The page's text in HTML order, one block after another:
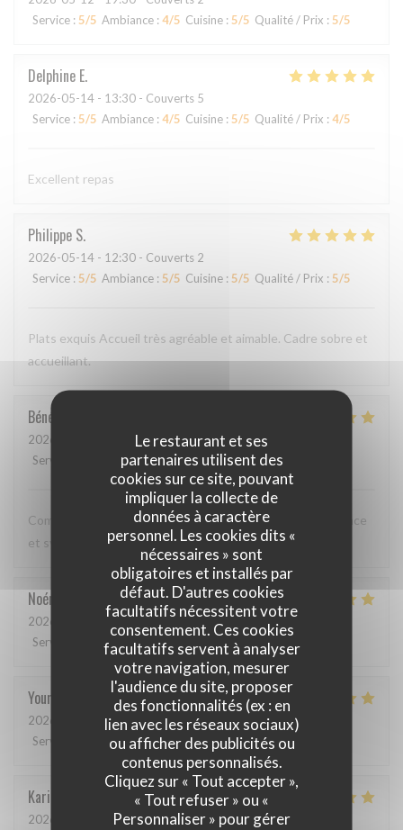
Le restaurant et ses
partenaires utilisent des
cookies sur ce site, pouvant
impliquer la collecte de
données à caractère
personnel. Les cookies dits «
nécessaires » sont
obligatoires et installés par
défaut. D'autres cookies
facultatifs nécessitent votre
consentement. Ces cookies
facultatifs servent à analyser
votre navigation, mesurer
l'audience du site, proposer
des fonctionnalités (ex : en
lien avec les réseaux sociaux)
ou afficher des publicités ou
contenus personnalisés.
Cliquez sur « Tout accepter »,
« Tout refuser » ou «
Personnaliser » pour gérer
Service : 5/5 Ambiance : 4/5 Cuisine : 5/5 Qualité / Prix : 5/5
Delphine E
2026-05-14 - 13:30 - Couverts 5
Service : 5/5 Ambiance : 4/5 Cuisine : 5/5 Qualité / Prix : 4/5
Excellent repas
Philippe S
2026-05-14 - 12:30 - Couverts 2
Service : 5/5 Ambiance : 5/5 Cuisine : 5/5 Qualité / Prix : 5/5
Plats exquis Accueil très agréable et aimable. Cadre sobre et
accueillant.
Bénédicte
2026-05-12
- 20:00 - Couverts 3
Service
Ambiance:5/5 Cuisine :5/5 Qualité / Prix
Comme toujours, cuisine excellente, service discret, efficace
et sympathique. Merci beaucoup !
Noémie
2026-05-06
- 13:00 - Couverts 2
Service
Ambiance: 5 : 5 Qualité / Prix
Youri
2026-04-22
- 12:00 - Couverts 2
Service
Ambiance:4/5 Cuisine: 5/5 Qualité / Prix
Karin
2026-05-01
- 19:15 - Couverts 3